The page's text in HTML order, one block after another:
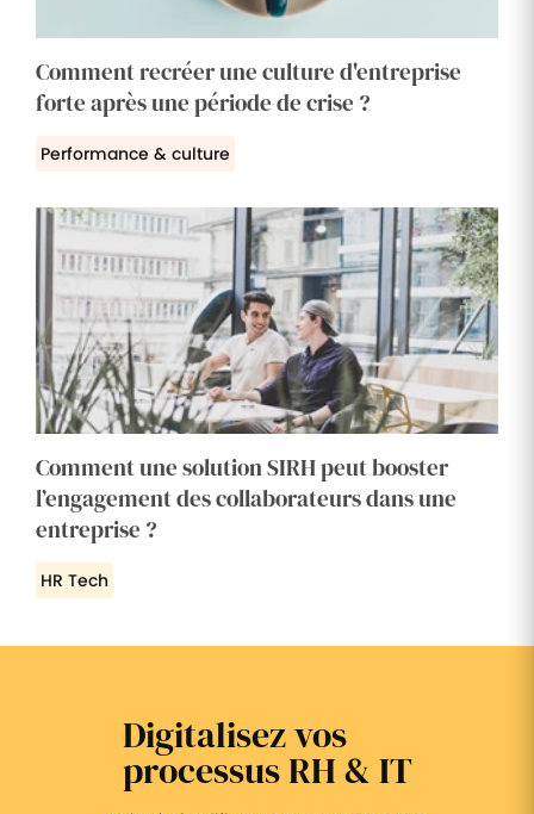
Comment recréer une culture d'entreprise
forte après une période de crise ?
Performance & culture
Comment une solution SIRH peut booster
l’engagement des collaborateurs dans une
entreprise ?
HR Tech
Digitalisez vos
processus RH & IT